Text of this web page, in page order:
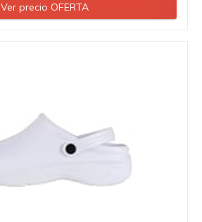
Ver precio OFERTA